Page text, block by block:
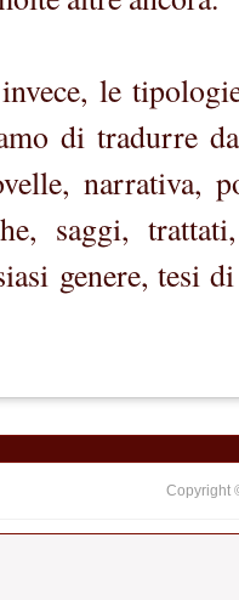
le
di tradurre
narrativa,
saggi,
genere, tesi
Copyright